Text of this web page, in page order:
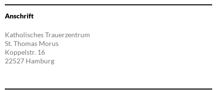
Anschrift
Katholisches Trauerzentrum
St. Thomas Morus
Koppelstr. 16
22527 Hamburg